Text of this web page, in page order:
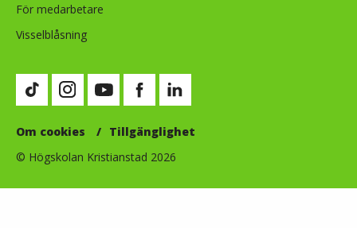
För medarbetare
Visselblåsning
Besök vår LinkedIn-sida
Besök vår Facebook-sida (öppnas i
Besök vår Youtube-sida (öppnas i nytt
Besök vår Instagram-sida (öppnas i nytt fönster)
Besök vår TikTok-sida (öppnas i nytt fönster)
Om cookies
Tillgänglighet
© Högskolan Kristianstad 2026